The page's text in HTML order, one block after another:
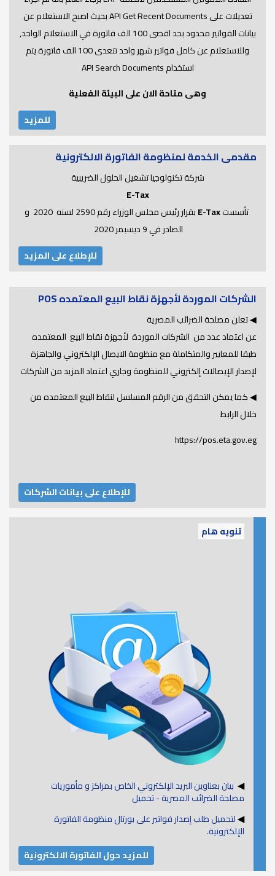
تعديلات على API Get Recent Documents بحيث اصبح الاستعلام عن
بيانات الفواتير محدود بحد اقصى 100 الف فاتورة في الاستعلام الواحد,
وللاستعلام عن كامل فواتير شهر واحد تتعدى 100 الف فاتورة يتم
استخدام API Search Documents
وهى متاحة الان على البيئة الفعلية
للمزيد
مقدمى الخدمة لمنظومة الفاتورة الالكترونية
شركة تكنولوجيا تشغيل الحلول الضريبية
E-Tax
تأسستE-Tax
بقرار رئيس مجلس الوزراء رقم 2590 لسنه 2020 و
الصادر في 9 ديسبمر 2020
للإطلاع على المزيد
الشركات الموردة لأجهزة نقاط البيع المعتمده POS
◀ تعلن مصلحة الضرائب المصرية
عن اعتماد عدد من الشركات الموردة لأجهزة نقاط البيع المعتمده
طبقا للمعايير والمتكاملة مع منظومة الايصال الإلكتروني والجاهزة
لإصدار الإيصالات إلكتروني للمنظومة وجاري اعتماد المزيد من الشركات
◀ كما يمكن التحقق من الرقم المسلسل لنقاط البيع المعتمده من
خلال الرابط
https://pos.eta.gov.eg
للإطلاع على بيانات الشركات
تنويه هام
◀ بيان بعناوين البريد الإلكتروني الخاص بمراكز و مأموريات
مصلحة الضرائب المصرية - تحميل
◀لتحميل طلب إصدار فواتير على بورتال منظومة الفاتورة
الإلكترونية.
للمزيد حول الفاتورة الالكترونية